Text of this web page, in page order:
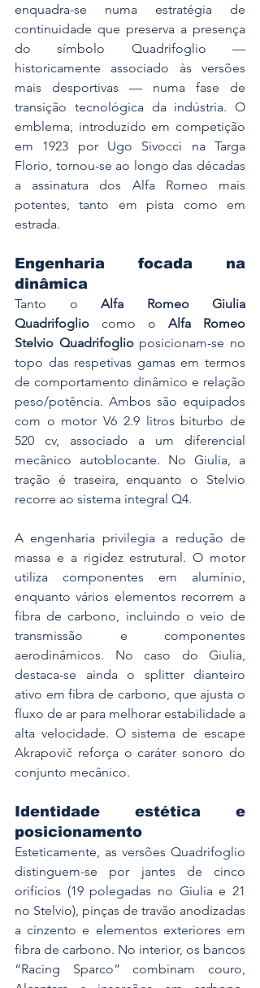
enquadra-se numa estratégia de
continuidade que preserva a presença
do símbolo Quadrifoglio —
historicamente associado às versões
mais desportivas — numa fase de
transição tecnológica da indústria. O
emblema, introduzido em competição
em 1923 por Ugo Sivocci na Targa
Florio, tornou-se ao longo das décadas
a assinatura dos Alfa Romeo mais
potentes, tanto em pista como em
estrada.
Engenharia focada na
dinâmica
Tanto o Alfa Romeo Giulia
Quadrifoglio como o Alfa Romeo
Stelvio Quadrifoglio posicionam-se no
topo das respetivas gamas em termos
de comportamento dinâmico e relação
peso/potência. Ambos são equipados
com o motor V6 2.9 litros biturbo de
520 cv, associado a um diferencial
mecânico autoblocante. No Giulia, a
tração é traseira, enquanto o Stelvio
recorre ao sistema integral Q4.
A engenharia privilegia a redução de
massa e a rigidez estrutural. O motor
utiliza componentes em alumínio,
enquanto vários elementos recorrem a
fibra de carbono, incluindo o veio de
transmissão e componentes
aerodinâmicos. No caso do Giulia,
destaca-se ainda o splitter dianteiro
ativo em fibra de carbono, que ajusta o
fluxo de ar para melhorar estabilidade a
alta velocidade. O sistema de escape
Akrapovič reforça o caráter sonoro do
conjunto mecânico.
Identidade estética e
posicionamento
Esteticamente, as versões Quadrifoglio
distinguem-se por jantes de cinco
orifícios (19 polegadas no Giulia e 21
no Stelvio), pinças de travão anodizadas
a cinzento e elementos exteriores em
fibra de carbono. No interior, os bancos
“Racing Sparco” combinam couro,